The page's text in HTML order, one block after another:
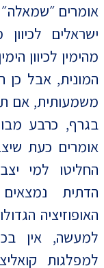
אומרים ״שמאלה״
ישראלים
מהימין לכיוון
המונית, אבל כן
משמעותית, אם
בגרף, כרבע
אומרים כעת
החליטו למי
הדתית
האופוזיציה
למעשה, אין
למפלגות